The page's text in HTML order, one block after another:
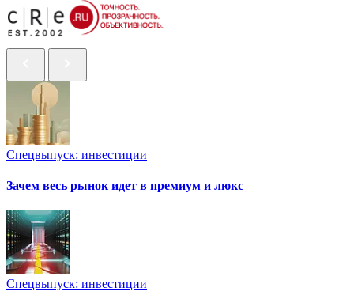
Спецвыпуск: инвестиции
Зачем весь рынок идет в премиум и люкс
Спецвыпуск: инвестиции